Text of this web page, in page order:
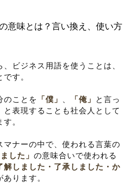
意味とは？言い換え、使い方
ビジネス用語を使うことは、
す。
のことを 「僕」 「俺」 と言っ
と表現することも社会人として
。
マナーの中で、使われる言葉の
した」 の意味合いで使われる
解しました・了承しました・か
あります。